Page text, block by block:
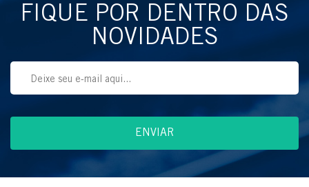
FIQUE POR DENTRO DAS
NOVIDADES